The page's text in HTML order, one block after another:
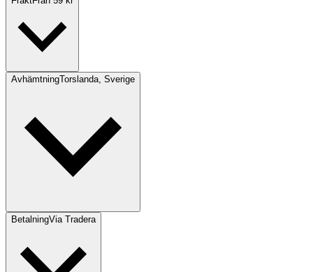
AvhämtningTorslanda, Sverige
BetalningVia Tradera